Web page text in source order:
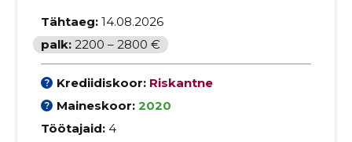
Tähtaeg: 14.08.2026
palk: 2200 – 2800 €
Krediidiskoor: Riskantne
Maineskoor: 2020
Töötajaid: 4